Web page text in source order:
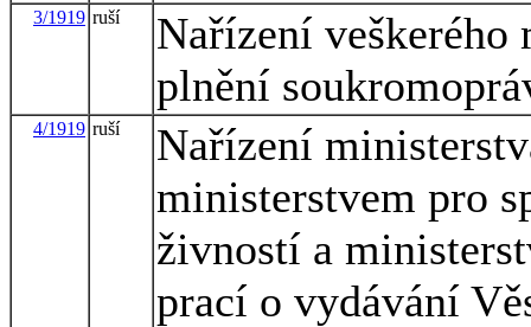
3/1919 ruší
Nařízení
plnění
4/1919 ruší
Nařízení
ministerstvem pro
živností a
prací o vydávání